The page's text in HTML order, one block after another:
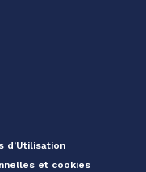
d’Utilisation
et cookies